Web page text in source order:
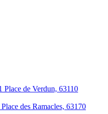
Place de Verdun, 63110
Place des Ramacles, 63170